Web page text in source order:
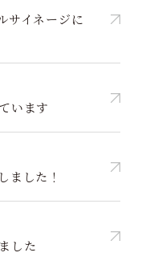
サイネージに
います
ました！
した